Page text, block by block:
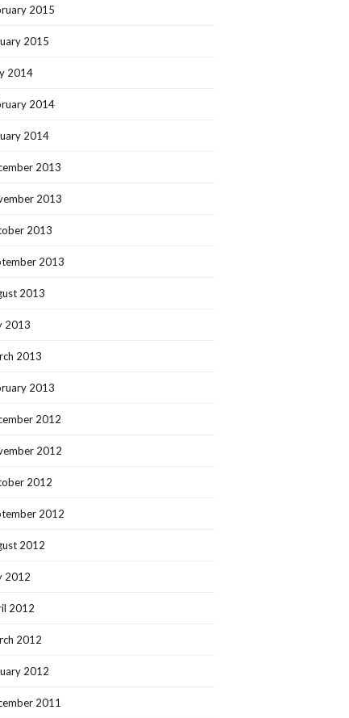
2015
2015
2014
2014
2014
2013
2013
2013
2013
2013
2013
2013
2013
2012
2012
2012
2012
2012
2012
2012
2012
2012
2011